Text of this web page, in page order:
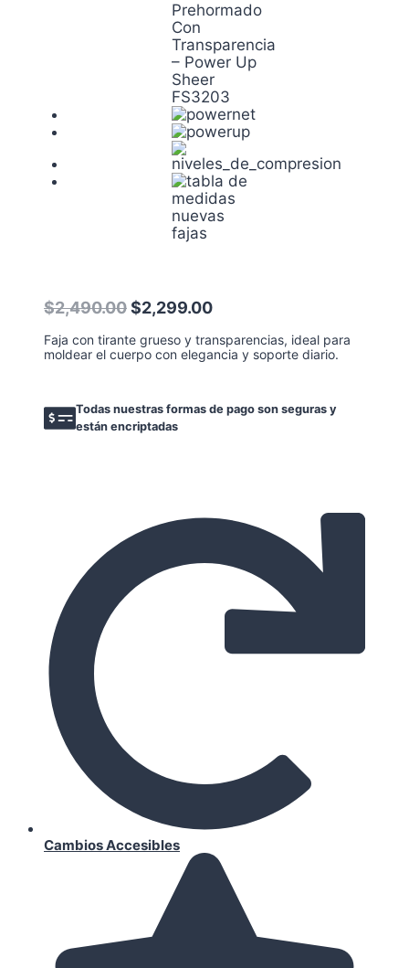
$2,490.00El
original
$2,490.00.
$2,299.00El
actual
$2,299.00.
Faja con tirante grueso y transparencias, ideal para
moldear el cuerpo con elegancia y soporte diario.
Todas nuestras formas de pago son seguras y
están encriptadas
Cambios Accesibles